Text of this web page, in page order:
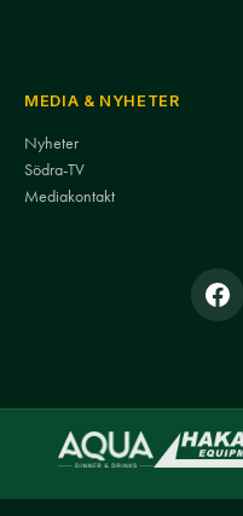
MEDIA & NYHETER
Nyheter
Södra-TV
Mediakontakt